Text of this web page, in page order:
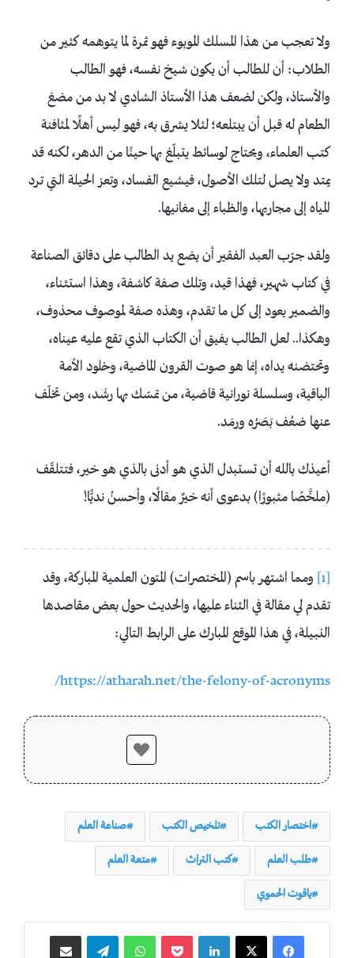
ولا تعجب من هذا المسلك الموبوء فهو ثمرة لما يتوهمه كثير من
الطلاب: أن للطالب أن يكون شيخ نفسه، فهو الطالب
والأستاذ، ولكن لضعف هذا الأستاذ الشادي لا بد من مضغ
الطعام له قبل أن يبتلعه؛ لئلا يشرق به، فهو ليس أهلًا لمثافنة
كتب العلماء، ويحتاج لوسائط يتبلّغ بها حينًا من الدهر، لكنه قد
يمتد ولا يصل لتلك الأصول، فيشيع الفساد، وتعز الحيلة التي ترد
المياه إلى مجاريها، والظباء إلى مغانيها.
ولقد جرّب العبد الفقير أن يضع يد الطالب على دقائق الصناعة
في كتاب شهير، فهذا قيد، وتلك صفة كاشفة، وهذا استثناء،
والضمير يعود إلى كل ما تقدم، وهذه صفة لموصوف محذوف،
وهكذا.. لعل الطالب يفيق أن الكتاب الذي تقع عليه عيناه،
وتحتضنه يداه، إنما هو صوت القرون الماضية، وخلود الأمة
الباقية، وسلسلة نورانية قاضية، من تمسّك بها رشَد، ومن تخلّف
عنها ضعُف بَصَرُه ورمَد.
أعيذك بالله أن تستبدل الذي هو أدنى بالذي هو خير، فتتلقّف
(ملخَّصًا مثبورًا) بدعوى أنه خيرٌ مقالًا، وأحسنُ نديًّا!
[1]
ومما اشتهر باسم (المختصرات) المتون العلمية المباركة، وقد
تقدم لي مقالة في الثناء عليها، والحديث حول بعض مقاصدها
النبيلة، في هذا الموقع المبارك على الرابط التالي:
https://atharah.net/the-felony-of-acronyms/
اختصار الكتب تلخيص الكتب صناعة العلم
طلب العلم كتب التراث متعة العلم
ياقوت الحموي
واتساب